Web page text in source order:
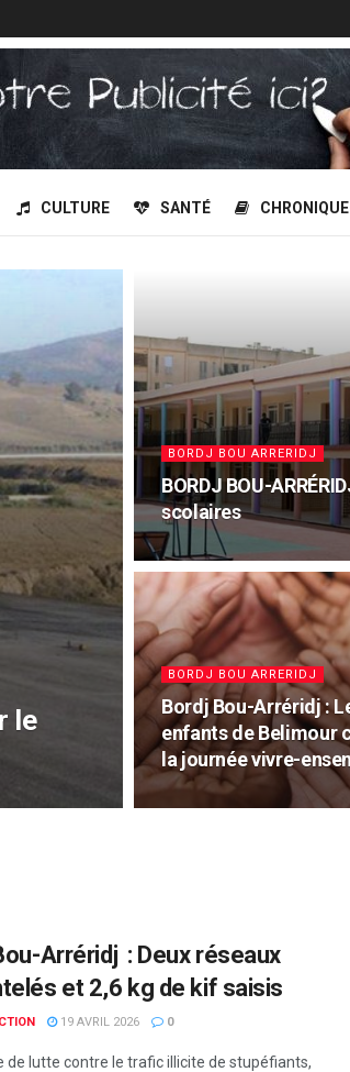
CULTURE SANTÉ CHRONIQUE
le
BORDJ BOU ARRERIDJ
BORDJ BOU-
scolaires
BORDJ BOU ARRERIDJ
Bordj Bou-Arréridj :
enfants de Belimour
la journée vivre-
Arréridj : Deux réseaux
et 2,6 kg de kif saisis
19 AVRIL 2026 0
de lutte contre le trafic illicite de stupéfiants,